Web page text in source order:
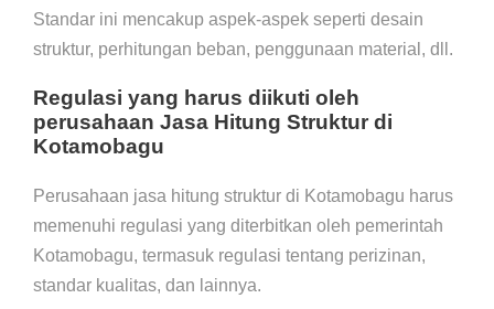
Standar ini mencakup aspek-aspek seperti desain
struktur, perhitungan beban, penggunaan material, dll.
Regulasi yang harus diikuti oleh
perusahaan Jasa Hitung Struktur di
Kotamobagu
Perusahaan jasa hitung struktur di Kotamobagu harus
memenuhi regulasi yang diterbitkan oleh pemerintah
Kotamobagu, termasuk regulasi tentang perizinan,
standar kualitas, dan lainnya.